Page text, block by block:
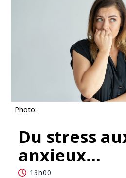
Photo:
Du stress
anxieux…
13h00